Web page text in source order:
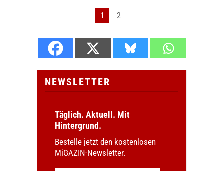
1 2
NEWSLETTER
Täglich. Aktuell. Mit
Hintergrund.
Bestelle jetzt den kostenlosen
MiGAZIN-Newsletter.